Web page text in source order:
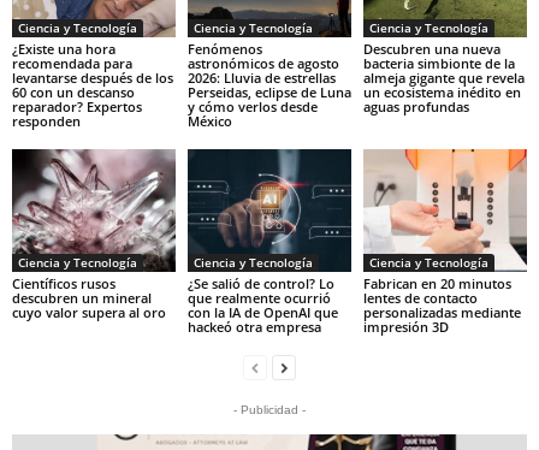
Ciencia y Tecnología
¿Existe una hora
recomendada para
levantarse después de los
60 con un descanso
reparador? Expertos
responden
Ciencia y Tecnología
Fenómenos
astronómicos de agosto
2026: Lluvia de estrellas
Perseidas, eclipse de Luna
y cómo verlos desde
México
Ciencia y Tecnología
Descubren una nueva
bacteria simbionte de la
almeja gigante que revela
un ecosistema inédito en
aguas profundas
Ciencia y Tecnología
Científicos rusos
descubren un mineral
cuyo valor supera al oro
Ciencia y Tecnología
¿Se salió de control? Lo
que realmente ocurrió
con la IA de OpenAI que
hackeó otra empresa
Ciencia y Tecnología
Fabrican en 20 minutos
lentes de contacto
personalizadas mediante
impresión 3D
- Publicidad -